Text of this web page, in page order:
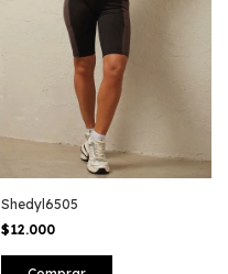
Shedyl6505
$12.000